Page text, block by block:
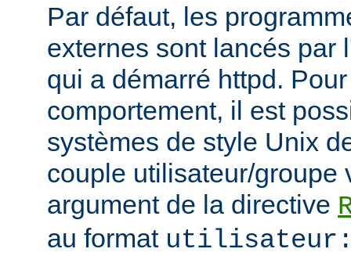
Par défaut, les
externes sont lancés par
qui a démarré httpd.
comportement, il est
systèmes de style Unix
couple utilisateur/groupe
argument de la directive
au format